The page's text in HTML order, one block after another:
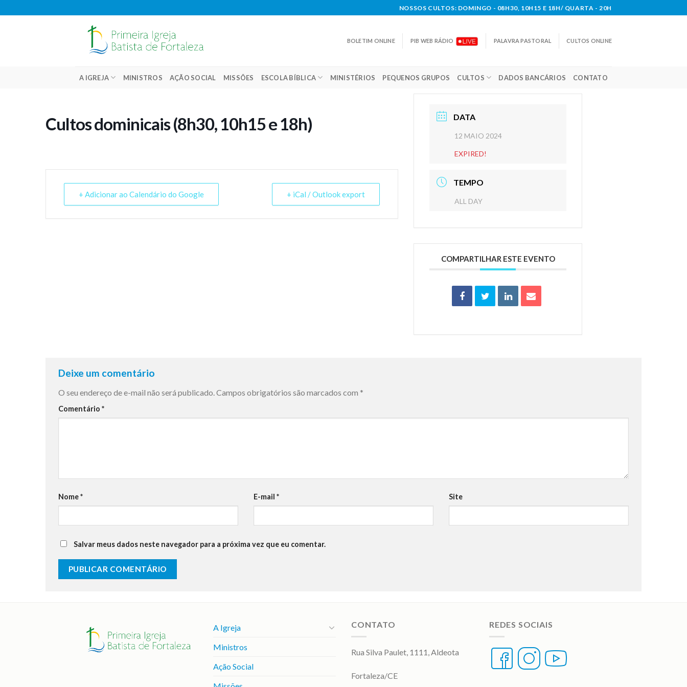
to
NOSSOS CULTOS: DOMINGO - 08H30, 10H15 E 18H/ QUARTA - 20H
BOLETIM ONLINE PIB WEB RÁDIO PALAVRA PASTORAL CULTOS ONLINE
A IGREJA MINISTROS AÇÃO SOCIAL MISSÕES ESCOLA BÍBLICA MINISTÉRIOS PEQUENOS GRUPOS CULTOS DADOS BANCÁRIOS CONTATO
Cultos dominicais (8h30, 10h15 e 18h)
+ Adicionar ao Calendário do Google + iCal / Outlook export
DATA
12 MAIO 2024
EXPIRED!
TEMPO
ALL DAY
COMPARTILHAR ESTE EVENTO
Deixe um comentário
O seu endereço de e-mail não será publicado. Campos obrigatórios são marcados com *
Comentário *
Nome* E-mail * Site
Salvar meus dados neste navegador para a próxima vez que eu comentar.
A Igreja
Ministros
Ação Social
CONTATO
Rua Silva Paulet, 1111, Aldeota
Fortaleza/CE
REDES SOCIAIS